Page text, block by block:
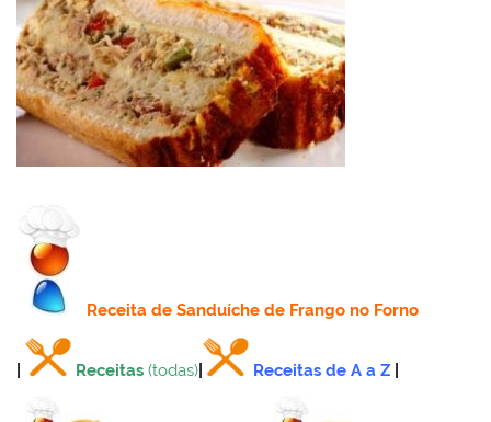
Receitade Sanduíche de Frango no Forno
Receitas (todas) Receitas de A a Z